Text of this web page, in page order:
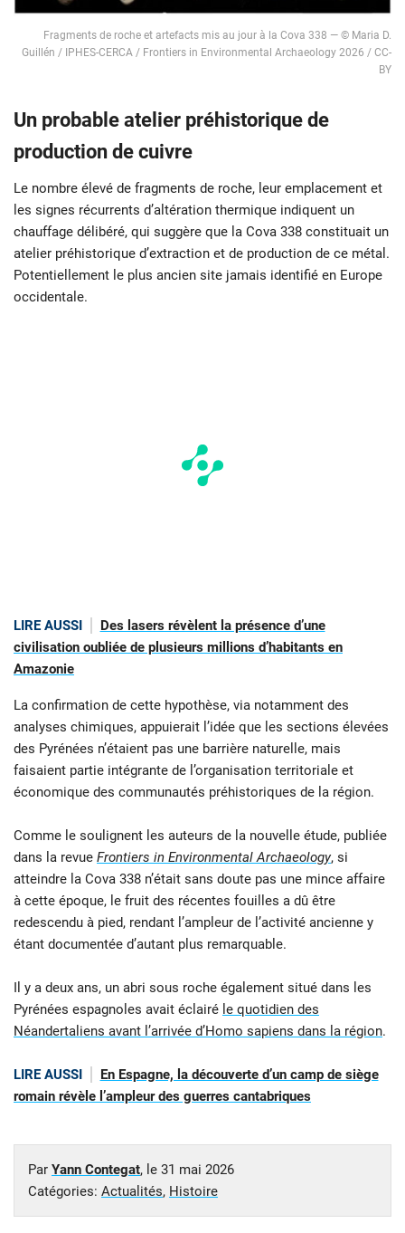
Fragments de roche et artefacts mis au jour à la Cova 338 — © Maria D.
Guillén / IPHES-CERCA / Frontiers in Environmental Archaeology 2026 / CC-
BY
Un probable atelier préhistorique de
production de cuivre
Le nombre élevé de fragments de roche, leur emplacement et
les signes récurrents d’altération thermique indiquent un
chauffage délibéré, qui suggère que la Cova 338 constituait un
atelier préhistorique d’extraction et de production de ce métal.
Potentiellement le plus ancien site jamais identifié en Europe
occidentale.
LIRE AUSSI
Des lasers révèlent la présence d’une
civilisation oubliée de plusieurs millions d’habitants en
Amazonie
La confirmation de cette hypothèse, via notamment des
analyses chimiques, appuierait l’idée que les sections élevées
des Pyrénées n’étaient pas une barrière naturelle, mais
faisaient partie intégrante de l’organisation territoriale et
économique des communautés préhistoriques de la région.
Comme le soulignent les auteurs de la nouvelle étude, publiée
dans la revue Frontiers in Environmental Archaeology, si
atteindre la Cova 338 n’était sans doute pas une mince affaire
à cette époque, le fruit des récentes fouilles a dû être
redescendu à pied, rendant l’ampleur de l’activité ancienne y
étant documentée d’autant plus remarquable.
Il y a deux ans, un abri sous roche également situé dans les
Pyrénées espagnoles avait éclairé le quotidien des
Néandertaliens avant l’arrivée d’Homo sapiens dans la région.
LIRE AUSSI
En Espagne, la découverte d’un camp de siège
romain révèle l’ampleur des guerres cantabriques
Par Yann Contegat, le 31 mai 2026
Catégories: Actualités, Histoire